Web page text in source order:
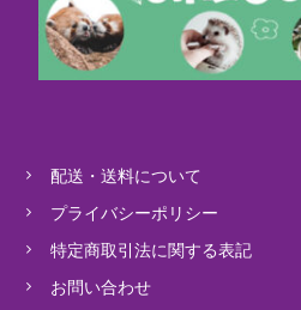
配送・送料について
プライバシーポリシー
特定商取引法に関する表記
お問い合わせ